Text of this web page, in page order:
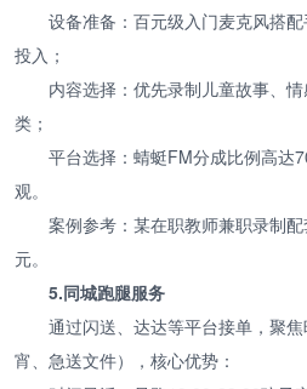
设备准备：百元级入门麦克风搭
投入；
内容选择：优先录制儿童故事、
类；
平台选择：蜻蜓FM分成比例高达
观。
案例参考：某在职教师兼职录制
元。
5.同城跑腿服务
通过闪送、达达等平台接单，聚
宵、急送文件），核心优势：